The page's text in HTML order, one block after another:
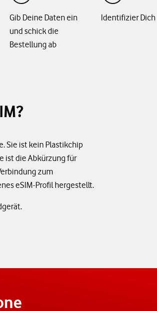
Gib Deine Daten ein
und schick die
Bestellung ab
Identifizier Dich
Sie ist kein Plastikchip
ist die Abkürzung für
zum
eSIM-Profil hergestellt.